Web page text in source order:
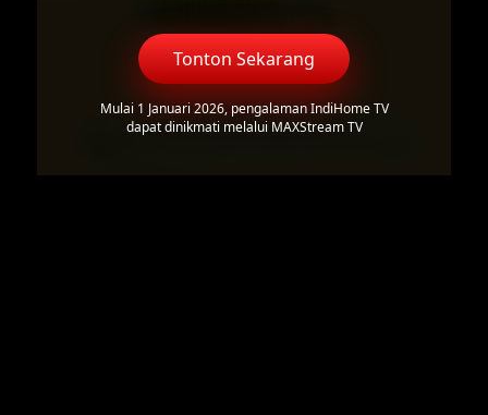
Tonton Sekarang
Mulai 1 Januari 2026, pengalaman IndiHome TV
dapat dinikmati melalui MAXStream TV